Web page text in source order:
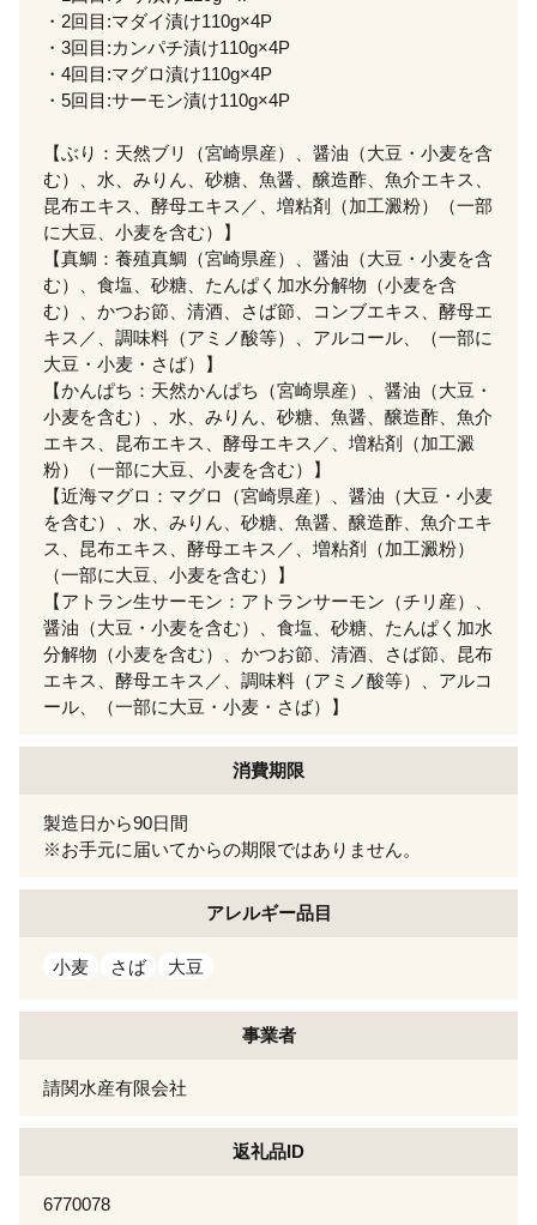
・2回目:マダイ漬け110g×4P
・3回目:カンパチ漬け110g×4P
・4回目:マグロ漬け110g×4P
・5回目:サーモン漬け110g×4P
【ぶり：天然ブリ（宮崎県産）、醤油（大豆・小麦を含
む）、水、みりん、砂糖、魚醤、醸造酢、魚介エキス、
昆布エキス、酵母エキス／、増粘剤（加工澱粉）（一部
に大豆、小麦を含む）】
【真鯛：養殖真鯛（宮崎県産）、醤油（大豆・小麦を含
む）、食塩、砂糖、たんぱく加水分解物（小麦を含
む）、かつお節、清酒、さば節、コンブエキス、酵母エ
キス／、調味料（アミノ酸等）、アルコール、（一部に
大豆・小麦・さば）】
【かんぱち：天然かんぱち（宮崎県産）、醤油（大豆・
小麦を含む）、水、みりん、砂糖、魚醤、醸造酢、魚介
エキス、昆布エキス、酵母エキス／、増粘剤（加工澱
粉）（一部に大豆、小麦を含む）】
【近海マグロ：マグロ（宮崎県産）、醤油（大豆・小麦
を含む）、水、みりん、砂糖、魚醤、醸造酢、魚介エキ
ス、昆布エキス、酵母エキス／、増粘剤（加工澱粉）
（一部に大豆、小麦を含む）】
【アトラン生サーモン：アトランサーモン（チリ産）、
醤油（大豆・小麦を含む）、食塩、砂糖、たんぱく加水
分解物（小麦を含む）、かつお節、清酒、さば節、昆布
エキス、酵母エキス／、調味料（アミノ酸等）、アルコ
ール、（一部に大豆・小麦・さば）】
消費期限
製造日から90日間
※お手元に届いてからの期限ではありません。
アレルギー品目
小麦 さば 大豆
事業者
請関水産有限会社
返礼品ID
6770078